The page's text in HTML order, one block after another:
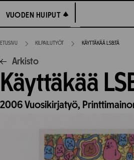
suoraan
sisältöön
VUODEN HUIPUT
VUODEN HUIPUT
ETUSIVU KILPAILUTYÖT KÄYTTÄKÄÄ LSB:TÄ
Arkisto
Käyttäkää
2006Vuosikirjatyö,